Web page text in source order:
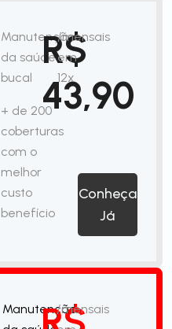
Manutenção
da saúde
bucal
+ de 200
coberturas
com o
melhor
custo
benefício
R$
43,90
/mensais
em
12x
Conheça
Já
Manutenção/mensais